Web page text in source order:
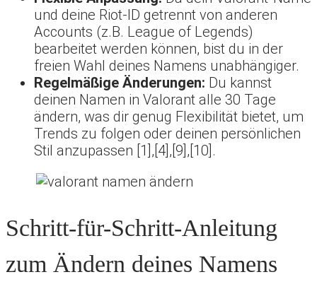
und deine Riot-ID getrennt von anderen
Accounts (z.B. League of Legends)
bearbeitet werden können, bist du in der
freien Wahl deines Namens unabhängiger.
Regelmäßige Änderungen: Du kannst
deinen Namen in Valorant alle 30 Tage
ändern, was dir genug Flexibilität bietet, um
Trends zu folgen oder deinen persönlichen
Stil anzupassen [1],[4],[9],[10].
Schritt-für-Schritt-Anleitung
zum Ändern deines Namens